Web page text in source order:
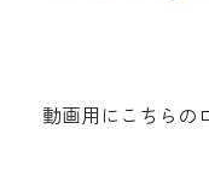
動画用にこちらの